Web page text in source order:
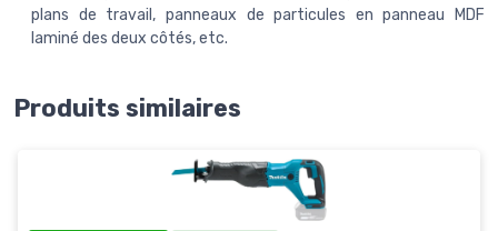
plans de travail, panneaux de particules en panneau MDF
laminé des deux côtés, etc.
Produits similaires